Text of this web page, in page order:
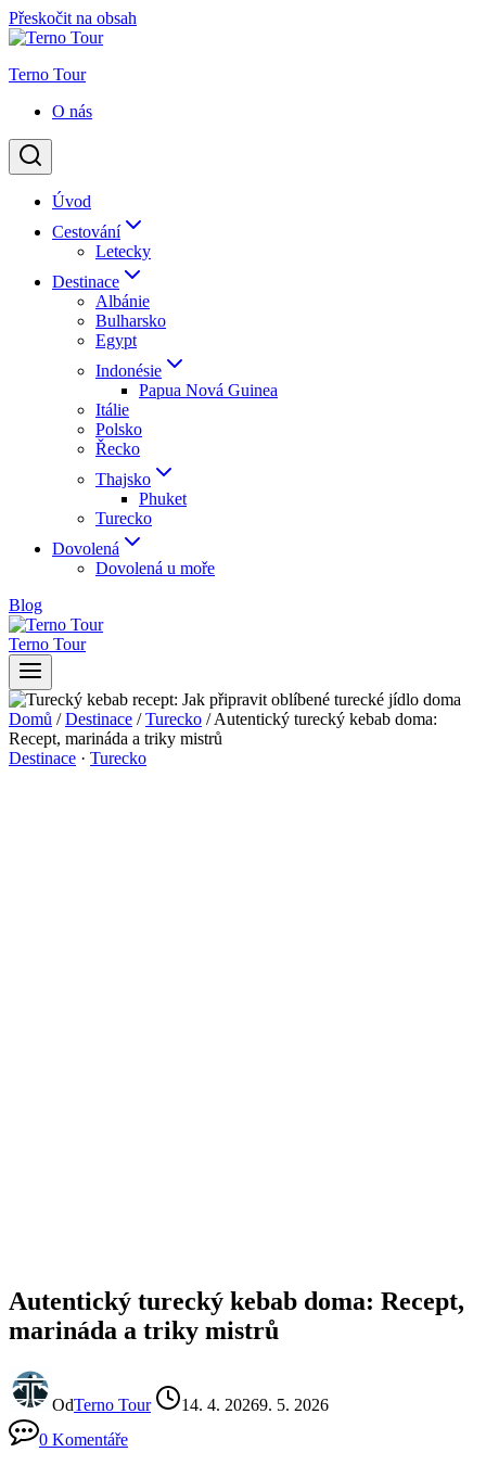
Přeskočit na obsah
Terno Tour
O nás
Úvod
Cestování
Letecky
Destinace
Albánie
Bulharsko
Egypt
Indonésie
Papua Nová Guinea
Itálie
Polsko
Řecko
Thajsko
Phuket
Turecko
Dovolená
Dovolená u moře
Blog
Terno Tour
Domů / Destinace / Turecko / Autentický turecký kebab doma:
Recept, marináda a triky mistrů
Destinace · Turecko
Autentický turecký kebab doma: Recept,
marináda a triky mistrů
OdTerno Tour 14. 4. 20269. 5. 2026
0 Komentáře